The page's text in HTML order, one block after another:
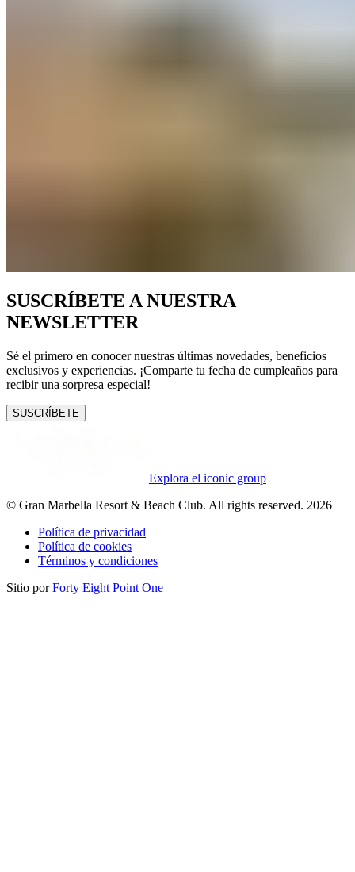
SUSCRÍBETE A NUESTRA
NEWSLETTER
Sé el primero en conocer nuestras últimas novedades, beneficios
exclusivos y experiencias. ¡Comparte tu fecha de cumpleaños para
recibir una sorpresa especial!
SUSCRÍBETE
Explora el iconic group
© Gran Marbella Resort & Beach Club. All rights reserved. 2026
Política de privacidad
Política de cookies
Términos y condiciones
Sitio porForty Eight Point One